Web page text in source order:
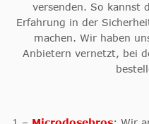
versenden. So kannst
Erfahrung in der
machen. Wir haben
Anbietern vernetzt, bei